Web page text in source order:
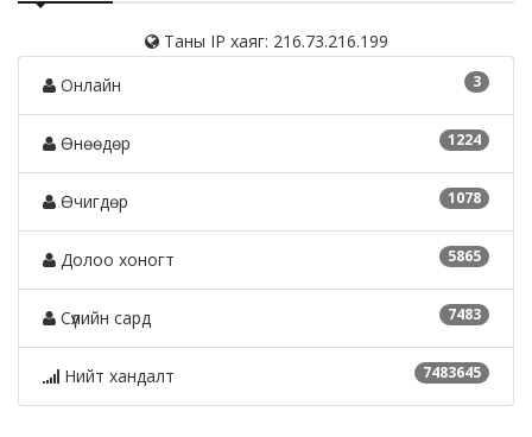
Таны IP хаяг: 216.73.216.199
3
Онлайн
1224
Өнөөдөр
1078
Өчигдөр
5865
Долоо хоногт
7483
Сүүлийн сард
7483645
Нийт хандалт